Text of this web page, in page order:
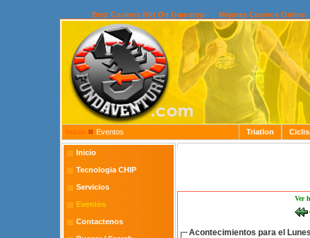
Best Casinos Not On Gamstop Mejores Casinos Online
Inicio Eventos Triatlon
Inicio
Tecnologia CHIP
Servicios
Eventos
Contactenos
Ver
Acontecimientos para el